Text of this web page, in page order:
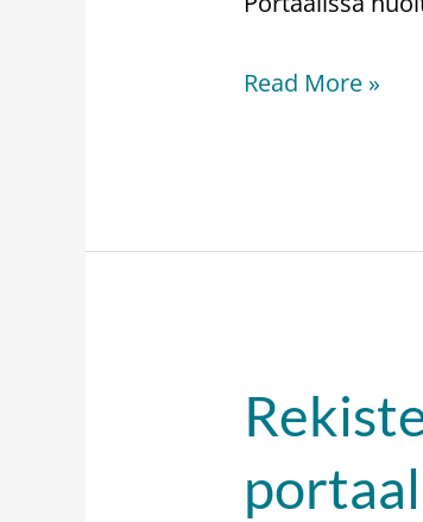
Read More »
Rekisteröintien
yhdistäminen
palse.fi-